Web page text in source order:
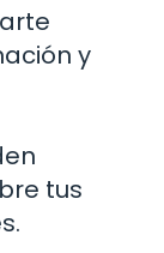
y
tus